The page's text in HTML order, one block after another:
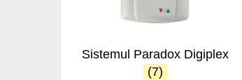
Sistemul Paradox Digiplex
(7)